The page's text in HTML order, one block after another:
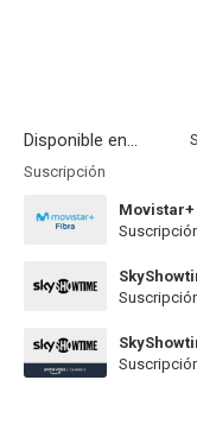
Disponible en...
Suscripción
Movistar+
Disponible
Disponible